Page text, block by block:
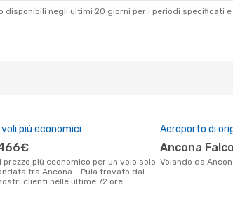
disponibili negli ultimi 20 giorni per i periodi
I voli più economici
466€
tra Ancona - Pula trovato dai
clienti nelle ultime 72 ore
Aeroporto di
Ancona
Volando da